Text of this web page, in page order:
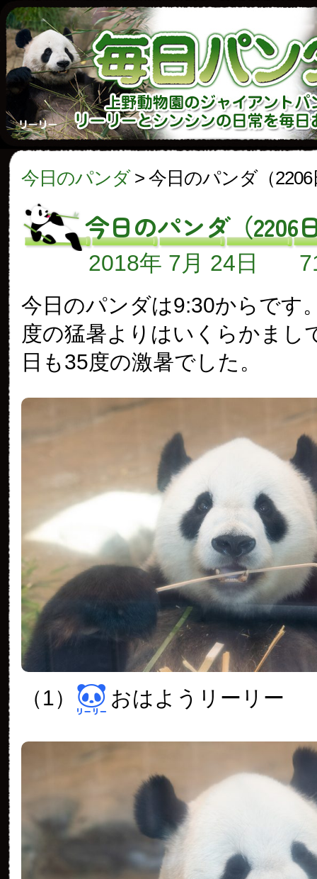
今日のパンダ> 今日のパンダ（2206
今日のパンダ（2206
2018年 7月 24日
今日のパンダは9:30からです
度の猛暑よりはいくらかまし
日も35度の激暑でした。
（1） おはようリーリー